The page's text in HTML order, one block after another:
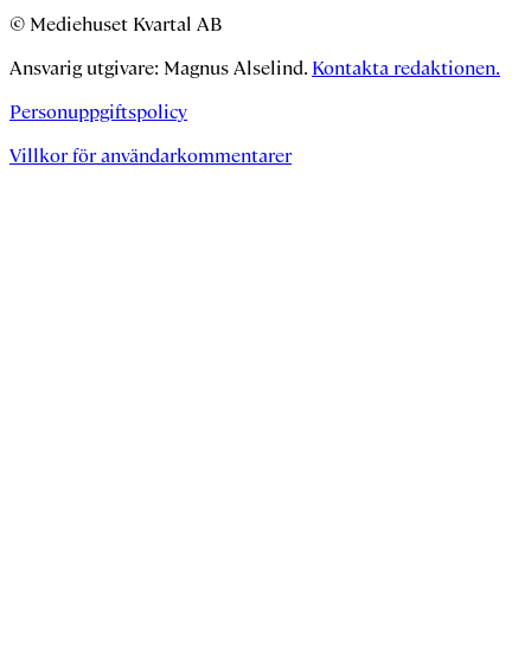
© Mediehuset Kvartal AB
Ansvarig utgivare: Magnus Alselind. Kontakta redaktionen.
Personuppgiftspolicy
Villkor för användarkommentarer